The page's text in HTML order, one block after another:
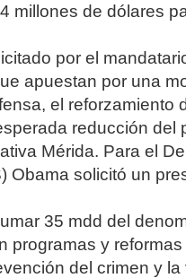
millones de dólares
por el
apuestan por una
el reforzamiento
reducción del
Mérida. Para el
Obama solicitó un
35 mdd del
programas y
del crimen y la